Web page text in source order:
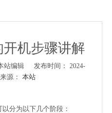
机步骤讲解
编辑 发布时间： 2024-
源： 本站
分为以下几个阶段：